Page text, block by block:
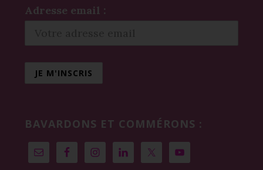
Adresse email :
BAVARDONS ET COMMÉRONS :